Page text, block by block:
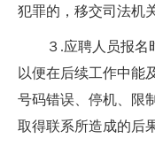
犯罪的，移交司法机
３.应聘人员报名
以便在后续工作中能
号码错误、停机、限
取得联系所造成的后